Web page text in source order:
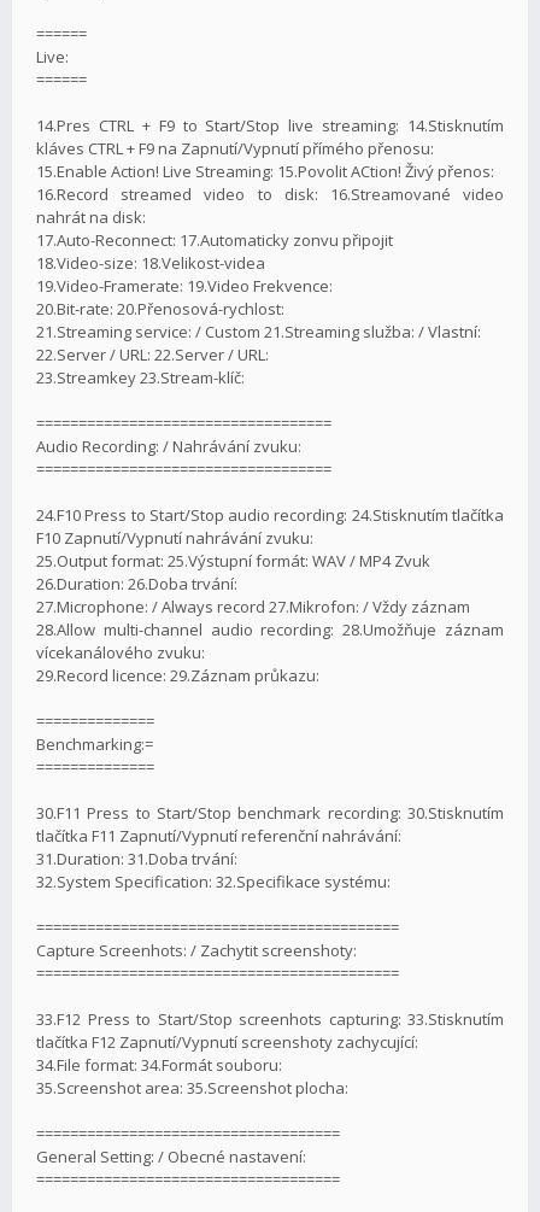
======
Live:
======
14.Pres CTRL + F9 to Start/Stop live streaming: 14.Stisknutím
kláves CTRL + F9 na Zapnutí/Vypnutí přímého přenosu:
15.Enable Action! Live Streaming: 15.Povolit ACtion! Živý přenos:
16.Record streamed video to disk: 16.Streamované video
nahrát na disk:
17.Auto-Reconnect: 17.Automaticky zonvu připojit
18.Video-size: 18.Velikost-videa
19.Video-Framerate: 19.Video Frekvence:
20.Bit-rate: 20.Přenosová-rychlost:
21.Streaming service: / Custom 21.Streaming služba: / Vlastní:
22.Server / URL: 22.Server / URL:
23.Streamkey 23.Stream-klíč:
===================================
Audio Recording: / Nahrávání zvuku:
===================================
24.F10 Press to Start/Stop audio recording: 24.Stisknutím tlačítka
F10 Zapnutí/Vypnutí nahrávání zvuku:
25.Output format: 25.Výstupní formát: WAV / MP4 Zvuk
26.Duration: 26.Doba trvání:
27.Microphone: / Always record 27.Mikrofon: / Vždy záznam
28.Allow multi-channel audio recording: 28.Umožňuje záznam
vícekanálového zvuku:
29.Record licence: 29.Záznam průkazu:
==============
Benchmarking:=
==============
30.F11 Press to Start/Stop benchmark recording: 30.Stisknutím
tlačítka F11 Zapnutí/Vypnutí referenční nahrávání:
31.Duration: 31.Doba trvání:
32.System Specification: 32.Specifikace systému:
===========================================
Capture Screenhots: / Zachytit screenshoty:
===========================================
33.F12 Press to Start/Stop screenhots capturing: 33.Stisknutím
tlačítka F12 Zapnutí/Vypnutí screenshoty zachycující:
34.File format: 34.Formát souboru:
35.Screenshot area: 35.Screenshot plocha:
====================================
General Setting: / Obecné nastavení:
====================================